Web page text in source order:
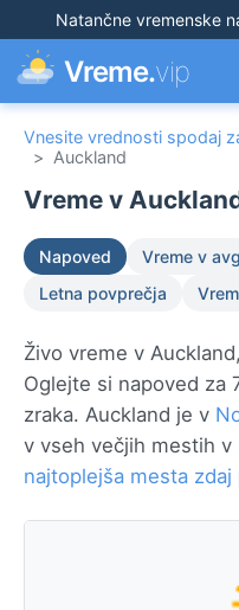
Natančne vremenske
Vreme.vip
Vnesite vrednosti spodaj
> Auckland
Vreme v
Napoved Vreme v
Letna povprečja
Živo vreme v
Oglejte si napoved za
zraka. Auckland je v
v vseh večjih mestih v
najtoplejša mesta zdaj